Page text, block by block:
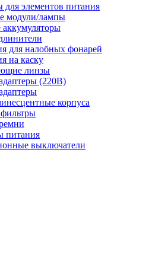
для элементов питания
модули/лампы
аккумуляторы
для налобных фонарей
на каску
линзы
(220В)
корпуса
питания
выключатели